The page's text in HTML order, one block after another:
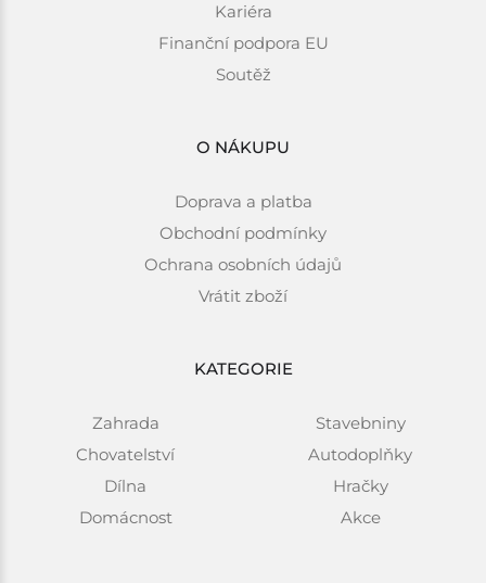
Kariéra
Finanční podpora EU
Soutěž
O NÁKUPU
Doprava a platba
Obchodní podmínky
Ochrana osobních údajů
Vrátit zboží
KATEGORIE
Zahrada
Chovatelství
Dílna
Domácnost
Stavebniny
Autodoplňky
Hračky
Akce